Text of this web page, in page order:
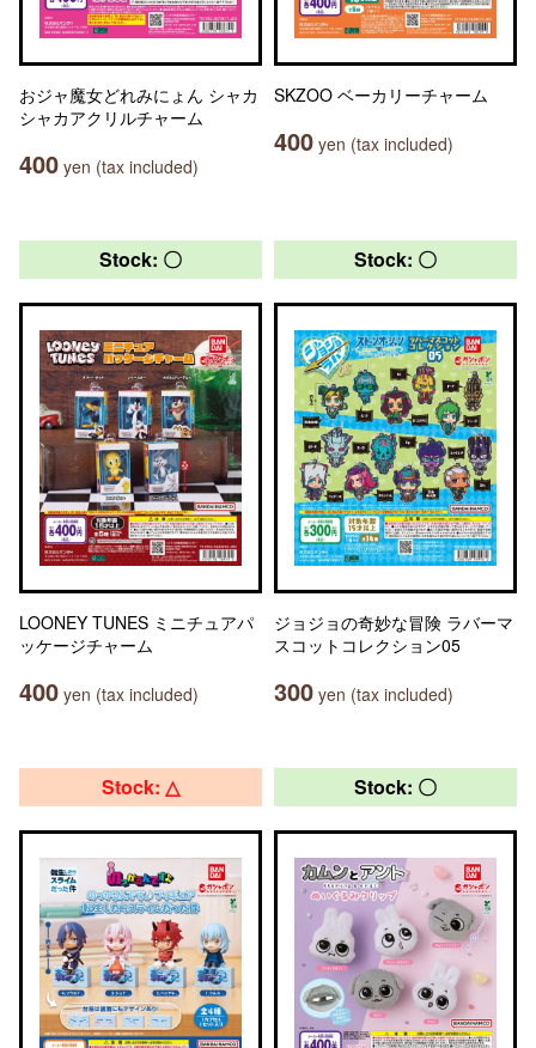
おジャ魔女どれみにょん シャカ
シャカアクリルチャーム
400 yen (tax included)
SKZOO ベーカリーチャーム
400 yen (tax included)
Stock: 〇
LOONEY TUNES ミニチュアパ
ッケージチャーム
400 yen (tax included)
Stock: 〇
ジョジョの奇妙な冒険 ラバーマ
スコットコレクション05
300 yen (tax included)
Stock: △ Stock: 〇